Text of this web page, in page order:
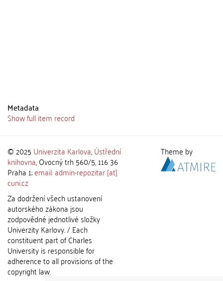
Metadata
Show full item record
© 2025 Univerzita Karlova,Ústřední
knihovna, Ovocný trh 560/5, 116 36
Praha 1;email: admin-repozitar [at]
cuni.cz
Za dodržení všech ustanovení
autorského zákona jsou
zodpovědné jednotlivé složky
Univerzity Karlovy. / Each
constituent part of Charles
University is responsible for
adherence to all provisions of the
copyright law.
Theme by